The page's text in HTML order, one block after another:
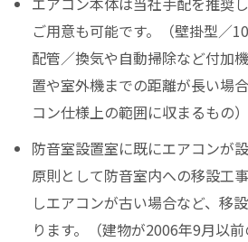
ご用意も可能です。（壁掛型／
配管／換気や自動掃除など付加
置や室外機までの距離が長い場
コン仕様上の範囲に収まるもの）
防音室設置室に既にエアコンが
原則として防音室内への移設工
しエアコンが古い場合など、移
ります。（建物が2006年9月以